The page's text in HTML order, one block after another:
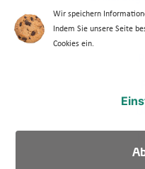
Wir speichern
Indem Sie unsere Seite
Cookies ein.